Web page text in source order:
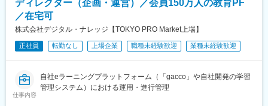
根駅、庄内通駅、春田駅、高畑駅、鶴里駅、春日井駅(中央本線)、
西一宮駅、金山駅(愛知県)、港北駅、博多駅、天神南駅、天神駅、
姪浜駅、西新駅、仙台駅(地下鉄)、あおば通駅、五橋駅、広瀬通
駅、北四番丁駅、近鉄名古屋駅、祇園駅(福岡県)、青井駅、蓮沼
駅、住吉駅(東京都)、代官山駅、西早稲田駅、新日本橋駅、西太子
野駅、築地市場駅、新宿西口駅、菊川駅(東京都)、大師前駅、巣鴨
駅、南新宿駅、幡ケ谷駅、大崎広小路駅、浜松町駅、東池袋駅、
ディレクター（企画・運営）／会員150万人の教育PF
／在宅可
株式会社デジタル・ナレッジ【TOKYO PRO Market上場】
正社員 転勤なし 上場企業 職種未経験歓迎 業種未経験歓迎
仕事内容
自社eラーニングプラットフォーム（「gacco」や自社開発の学習
管理システム）における運用・進行管理